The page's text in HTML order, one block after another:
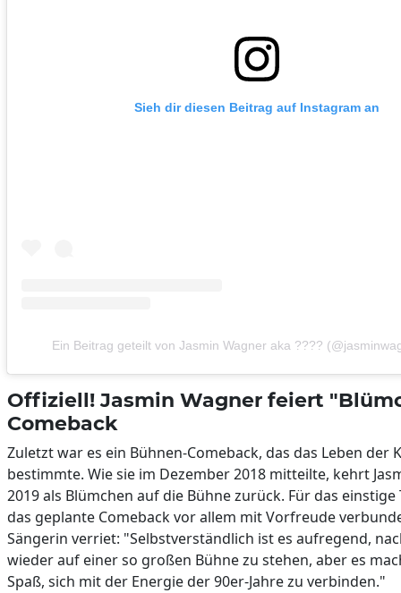
Sieh dir diesen Beitrag auf Instagram an
Ein Beitrag geteilt von Jasmin Wagner aka ????
Offiziell! Jasmin Wagner feiert
Comeback
Zuletzt war es ein Bühnen-Comeback, das das Leben der
bestimmte. Wie sie im Dezember 2018 mitteilte, kehrt
2019 als Blümchen auf die Bühne zurück. Für das einstige
das geplante Comeback vor allem mit Vorfreude
Sängerin verriet: "Selbstverständlich ist es aufregend,
wieder auf einer so großen Bühne zu stehen, aber es
Spaß, sich mit der Energie der 90er-Jahre zu verbinden."